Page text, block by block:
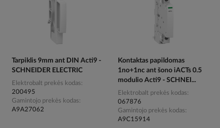
Tarpiklis 9mm ant DIN Acti9 -
SCHNEIDER ELECTRIC
Elektrobalt prekės kodas
200495
Gamintojo prekės kodas
A9A27062
Kontaktas papildomas
1no+1nc ant šono iACTs 0.5
modulio Acti9 - SCHNEI...
Elektrobalt prekės kodas
067876
Gamintojo prekės kodas
A9C15914